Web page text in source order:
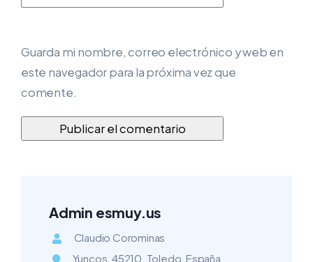
Guarda mi nombre, correo electrónico y web en
este navegador para la próxima vez que
comente.
Admin esmuy.us
Claudio Corominas
Yuncos, 45210, Toledo, España